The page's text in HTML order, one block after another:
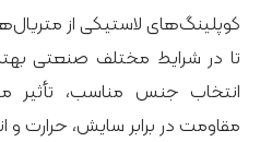
کوپلینگ‌های لاستیکی از
تا در شرایط مختلف صنعتی
انتخاب جنس مناسب، تأثیر
مقاومت در برابر سایش، حرارت و